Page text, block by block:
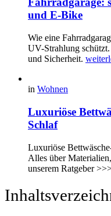
und E-Bike
Wie eine
UV-Strahlung
und Sicherheit.
in Wohnen
Luxuriöse
Schlaf
Luxuriöse
Alles über
unserem Ratgeber